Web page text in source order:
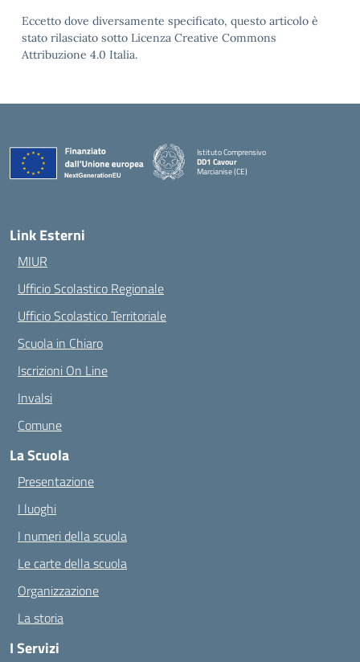
Eccetto dove diversamente specificato, questo articolo è
stato rilasciato sotto Licenza Creative Commons
Attribuzione 4.0 Italia.
Istituto Comprensivo
DD1 Cavour
Marcianise (CE)
Link Esterni
MIUR
Ufficio Scolastico Regionale
Ufficio Scolastico Territoriale
Scuola in Chiaro
Iscrizioni On Line
Invalsi
Comune
La Scuola
Presentazione
I luoghi
I numeri della scuola
Le carte della scuola
Organizzazione
La storia
I Servizi